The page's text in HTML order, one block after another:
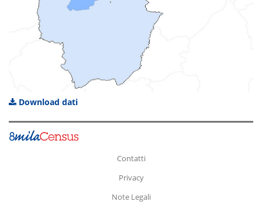
Download dati
Contatti
Privacy
Note Legali